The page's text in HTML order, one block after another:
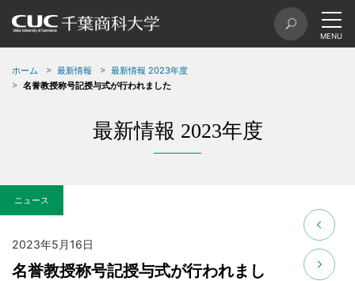
ホーム 最新情報
最新情報 2023年度
名誉教授称号記授与式が行われました
最新情報 2023年度
ニュース
2023年5月16日
名誉教授称号記授与式が行われまし